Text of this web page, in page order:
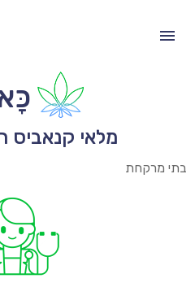
מלאי קנאביס
בתי מרקחת